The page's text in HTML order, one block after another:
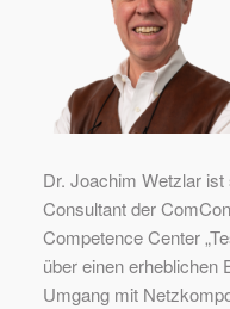
Dr. Joachim Wetzlar
Consultant der
Competence Center
über einen
Umgang mit